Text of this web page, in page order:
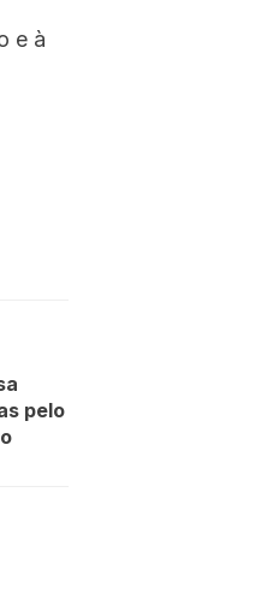
e à
pelo